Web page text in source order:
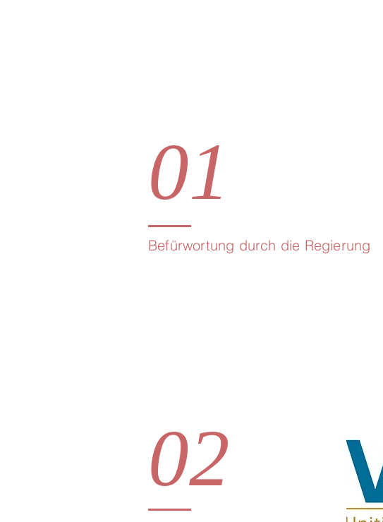
01
Befürwortung durch die Regierung
02